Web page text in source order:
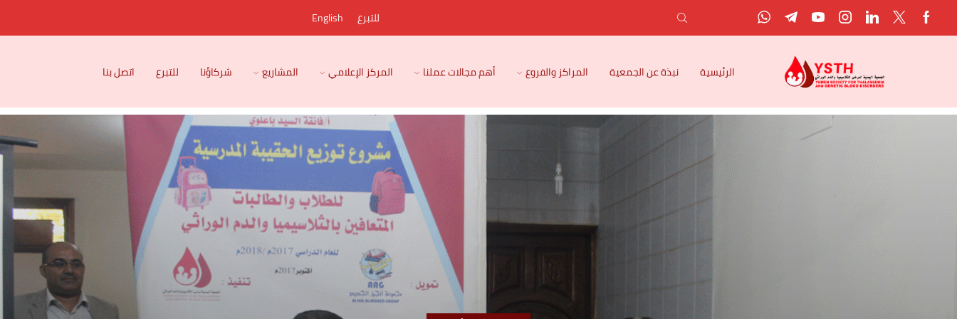
للتبرع English
الرئيسية نبذة عن الجمعية المراكز والفروع أهم مجالات عملنا المركز الإعلامي المشاريع شركاؤنا للتبرع اتصل بنا